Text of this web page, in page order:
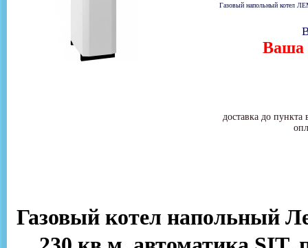
Газовый напольный котел
Ваша
доставка до
Газовый котел напольный